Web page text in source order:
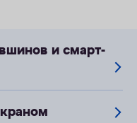
и смарт-